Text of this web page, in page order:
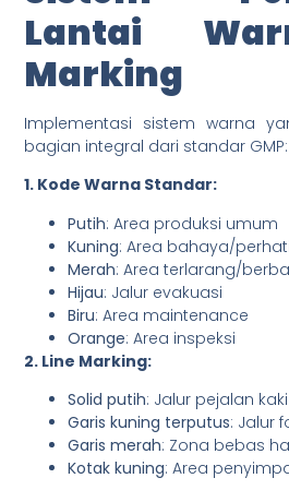
Lantai
Marking
Implementasi sistem warna
bagian integral dari standar GMP:
1. Kode Warna Standar:
Putih: Area produksi umum
Kuning: Area bahaya/
Merah: Area terlarang/
Hijau: Jalur evakuasi
Biru: Area maintenance
Orange: Area inspeksi
2. Line Marking:
Solid putih: Jalur pejalan kaki
Garis kuning terputus: Jalur
Garis merah: Zona bebas
Kotak kuning: Area